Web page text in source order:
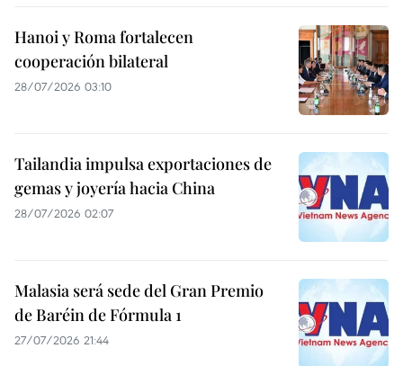
Hanoi y Roma fortalecen
cooperación bilateral
28/07/2026 03:10
Tailandia impulsa exportaciones de
gemas y joyería hacia China
28/07/2026 02:07
Malasia será sede del Gran Premio
de Baréin de Fórmula 1
27/07/2026 21:44